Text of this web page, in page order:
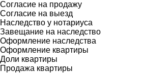
Согласие на продажу
Согласие на выезд
Наследство у нотариуса
Завещание на наследство
Оформление наследства
Оформление квартиры
Доли квартиры
Продажа квартиры